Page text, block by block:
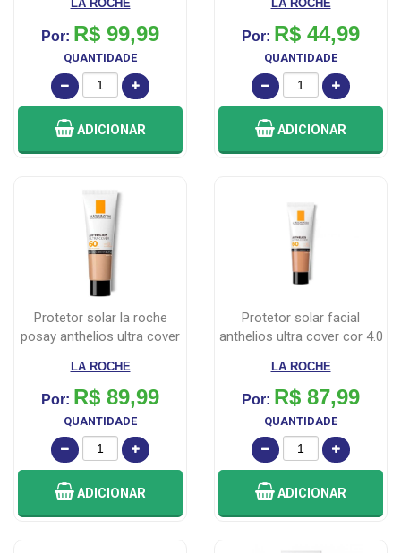
LA ROCHE
Por: R$ 99,99
QUANTIDADE
ADICIONAR
LA ROCHE
Por: R$ 44,99
QUANTIDADE
ADICIONAR
protetor solar la roche
posay anthelios ultra cover
LA ROCHE
Por: R$ 89,99
QUANTIDADE
ADICIONAR
protetor solar facial
anthelios ultra cover cor 4.0
LA ROCHE
Por: R$ 87,99
QUANTIDADE
ADICIONAR